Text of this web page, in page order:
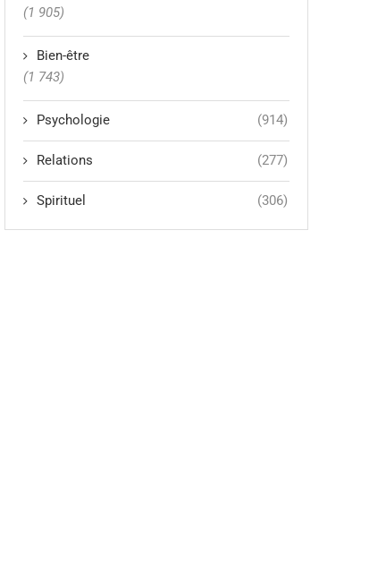
(1 905)
Bien-être
(1 743)
Psychologie (914)
Relations (277)
Spirituel (306)